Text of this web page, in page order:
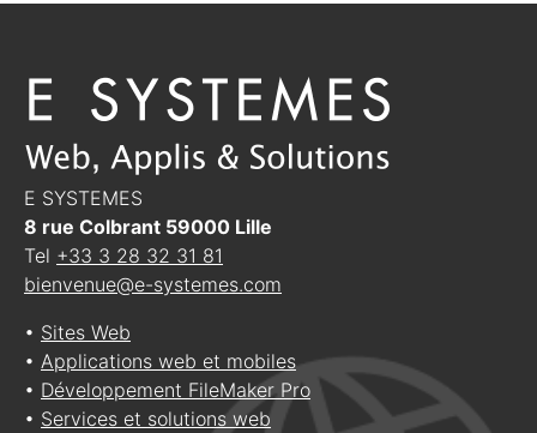
E SYSTEMES
8 rue Colbrant 59000 Lille
Tel +33 3 28 32 31 81
bienvenue@e-systemes.com
• Sites Web
• Applications web et mobiles
• Développement FileMaker Pro
• Services et solutions web